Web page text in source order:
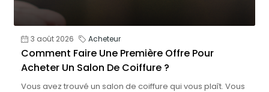
3 août 2026 Acheteur
Comment Faire Une Première Offre Pour
Acheter Un Salon De Coiffure ?
Vous avez trouvé un salon de coiffure qui vous plaît. Vous